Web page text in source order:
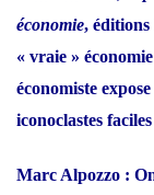
économie,
« vraie »
économiste
iconoclastes
Marc Alpozzo :